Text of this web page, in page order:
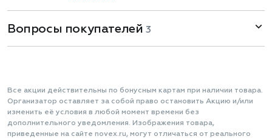
Вопросы покупателей 3
Все акции действительны по бонусным картам при наличии товара.
Организатор оставляет за собой право остановить Акцию и/или
изменить её условия в любой момент времени без
дополнительного уведомления. Изображения товара,
приведенные на сайте novex.ru, могут отличаться от реального